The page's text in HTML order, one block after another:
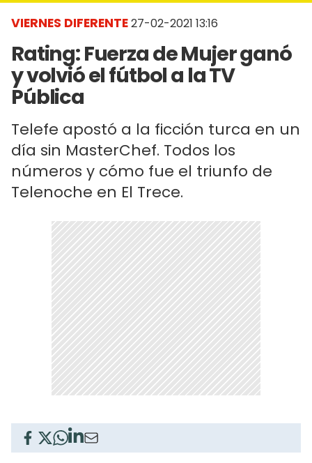
VIERNES DIFERENTE27-02-2021 13:16
Rating: Fuerza de Mujer ganó
y volvió el fútbol a la TV
Pública
Telefe apostó a la ficción turca en un
día sin MasterChef. Todos los
números y cómo fue el triunfo de
Telenoche en El Trece.